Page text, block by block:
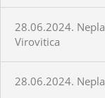
28.06.2024.
Virovitica
28.06.2024.